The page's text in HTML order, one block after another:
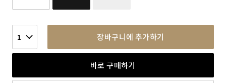
1 장바구니에 추가하기
바로 구매하기